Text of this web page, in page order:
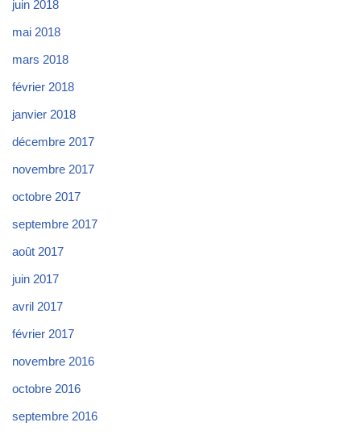
juin 2018
mai 2018
mars 2018
février 2018
janvier 2018
décembre 2017
novembre 2017
octobre 2017
septembre 2017
août 2017
juin 2017
avril 2017
février 2017
novembre 2016
octobre 2016
septembre 2016